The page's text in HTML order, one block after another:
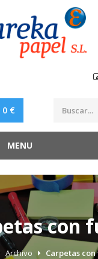
0 €
MENU
con
Archivo Carpetas